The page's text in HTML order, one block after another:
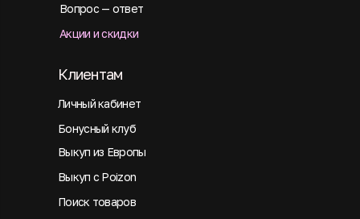
Вопрос — ответ
Акции и скидки
Личный кабинет
Клиентам
Бонусный клуб
Выкуп из Европы
Выкуп с Poizon
Поиск товаров